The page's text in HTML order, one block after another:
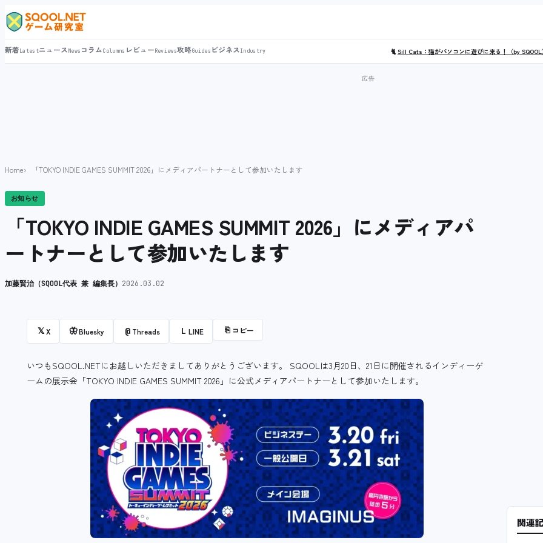
新着LatestニュースNews コラムColumns レビューReviews攻略Guides ビジネスIndustry 🐈Sill Cats：猫がパソコンに遊びに来る！（by
Home 「TOKYO INDIE GAMES SUMMIT 2026」にメディアパートナーとして参加いたします
お知らせ
「TOKYO INDIE GAMES SUMMIT 2026」にメディアパ
ートナーとして参加いたします
加藤賢治（SQOOL代表 兼 編集長） 2026.03.02
𝕏X 🦋Bluesky @ Threads L LINE ⎘ コピー
いつもSQOOL.NETにお越しいただきましてありがとうございます。 SQOOLは3月20日、21日に開催されるインディーゲ
ームの展示会「TOKYO INDIE GAMES SUMMIT 2026」に公式メディアパートナーとして参加いたします。
関連